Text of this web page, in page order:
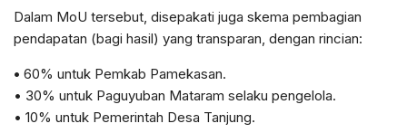
Dalam MoU tersebut, disepakati juga skema pembagian
pendapatan (bagi hasil) yang transparan, dengan rincian:
• 60% untuk Pemkab Pamekasan.
• 30% untuk Paguyuban Mataram selaku pengelola.
• 10% untuk Pemerintah Desa Tanjung.